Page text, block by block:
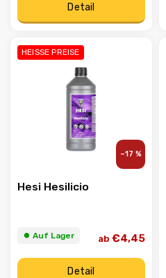
Detail
HEISSE PREISE
–17 %
Hesi Hesilicio
⏺︎ Auf Lager ab €4,45
Detail